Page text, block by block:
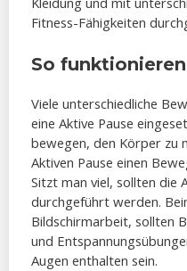
Fitness-Fähigkeiten
So
Viele unterschiedliche
eine Aktive Pause
bewegen, den Körper zu
Aktiven Pause einen
Sitzt man viel, sollten die
durchgeführt werden.
Bildschirmarbeit, sollten
und
Augen enthalten sein.